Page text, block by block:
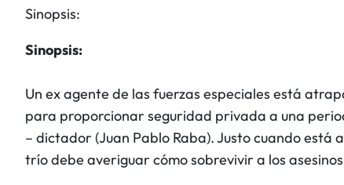
Sinopsis:
Sinopsis:
Un ex agente de las fuerzas especiales está
para proporcionar seguridad privada a una
– dictador (Juan Pablo Raba). Justo cuando
trío debe averiguar cómo sobrevivir a los